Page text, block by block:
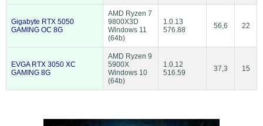
Gigabyte RTX 5050
GAMING OC 8G
AMD Ryzen 7
9800X3D
Windows 11
(64b)
1.0.13
576.88
56,6 22
EVGA RTX 3050 XC
GAMING 8G
AMD Ryzen 9
5900X
Windows 10
(64b)
1.0.12
516.59
37,3 15